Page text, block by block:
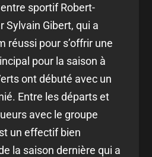
sportif Robert-
Sylvain Gibert, qui a
réussi pour s’offrir une
pour la saison à
ont débuté avec un
Entre les départs et
avec le groupe
un effectif bien
la saison dernière qui a